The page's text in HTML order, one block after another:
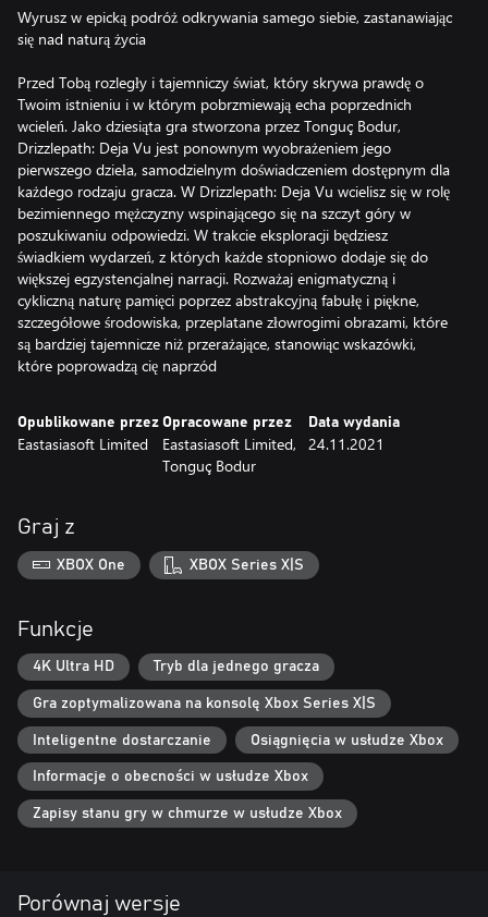
Wyrusz w epicką podróż odkrywania samego siebie, zastanawiając
się nad naturą życia
Przed Tobą rozległy i tajemniczy świat, który skrywa prawdę o
Twoim istnieniu i w którym pobrzmiewają echa poprzednich
wcieleń. Jako dziesiąta gra stworzona przez Tonguç Bodur,
Drizzlepath: Deja Vu jest ponownym wyobrażeniem jego
pierwszego dzieła, samodzielnym doświadczeniem dostępnym dla
każdego rodzaju gracza. W Drizzlepath: Deja Vu wcielisz się w rolę
bezimiennego mężczyzny wspinającego się na szczyt góry w
poszukiwaniu odpowiedzi. W trakcie eksploracji będziesz
świadkiem wydarzeń, z których każde stopniowo dodaje się do
większej egzystencjalnej narracji. Rozważaj enigmatyczną i
cykliczną naturę pamięci poprzez abstrakcyjną fabułę i piękne,
szczegółowe środowiska, przeplatane złowrogimi obrazami, które
są bardziej tajemnicze niż przerażające, stanowiąc wskazówki,
które poprowadzą cię naprzód
Opublikowane przez
Eastasiasoft Limited
Opracowane przez
Eastasiasoft Limited,
Tonguç Bodur
Data wydania
24.11.2021
Graj z
XBOX One XBOX Series X|S
Funkcje
4K Ultra HD Tryb dla jednego gracza
Gra zoptymalizowana na konsolę Xbox Series X|S
Inteligentne dostarczanie Osiągnięcia w usłudze Xbox
Informacje o obecności w usłudze Xbox
Zapisy stanu gry w chmurze w usłudze Xbox
Porównaj wersje